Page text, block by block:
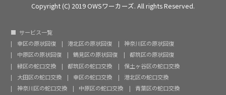
Copyright (C) 2019 OWSワーカーズ. All rights Reserved.
サービス一覧
幸区の原状回復
港北区の原状回復
神奈川区の原状回復
中原区の原状回復
鶴見区の原状回復
都筑区の原状回復
緑区の蛇口交換
都筑区の蛇口交換
保土ヶ谷区の蛇口交換
大田区の蛇口交換
幸区の蛇口交換
港北区の蛇口交換
神奈川区の蛇口交換
中原区の蛇口交換 青葉区の蛇口交換